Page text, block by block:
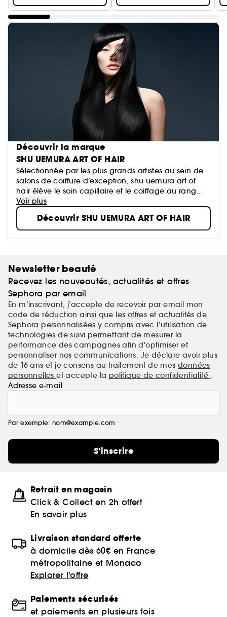
Découvrir la marque
SHU UEMURA ART OF HAIR
Sélectionnée par les plus grands artistes au sein de
salons de coiffure d’exception, shu uemura art of
hair élève le soin capillaire et le coiffage au rang
d’art.
Un design minimaliste et des formules raffinées,
infusées en ingrédients naturels rares et précieux, qui
font écho à la vision pionnière de son créateur
monsieur shu uemura, maître de la beauté
Voir plus
Découvrir SHU UEMURA ART OF HAIR
Newsletter beauté
Recevez les nouveautés, actualités et offres
Sephora par email
En m’inscrivant, j’accepte de recevoir par email mon
code de réduction ainsi que les offres et actualités de
Sephora personnalisées y compris avec l’utilisation de
technologies de suivi permettant de mesurer la
performance des campagnes afin d'optimiser et
personnaliser nos communications. Je déclare avoir plus
de 16 ans et je consens au traitement de mes données
personnelleset accepte la politique de confidentialité .
Adresse e-mail
Par exemple: nom@example.com
S'inscrire
Retrait en magasin
Click & Collect en 2h offert
En savoir plus
Livraison standard offerte
à domicile dès 60€ en France
métropolitaine et Monaco
Explorer l'offre
Paiements sécurisés
et paiements en plusieurs fois